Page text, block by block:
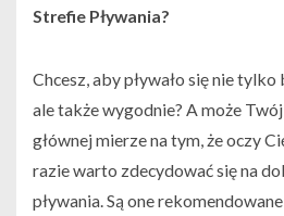
Strefie Pływania?
Chcesz, aby pływało się nie
ale także wygodnie? A może
głównej mierze na tym, że oczy
razie warto zdecydować się na
pływania. Są one